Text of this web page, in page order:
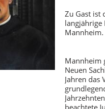
Zu Gast ist
Mannheim.
Mannheim
Neuen
Jahren das
beachtete